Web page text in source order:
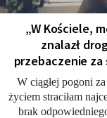
„W Kościele,
znalazł
przebaczenie za
W ciągłej pogoni
życiem straciłam
brak